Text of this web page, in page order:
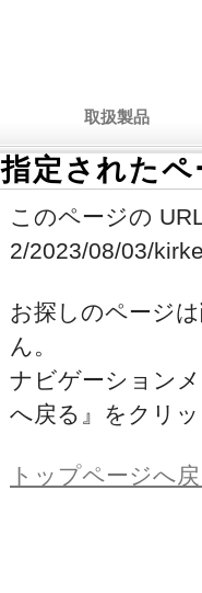
取扱製品
指定された
このページの
2/2023/08/03/
お探しのページ
ん。
ナビゲーション
へ戻る』をクリ
トップページへ